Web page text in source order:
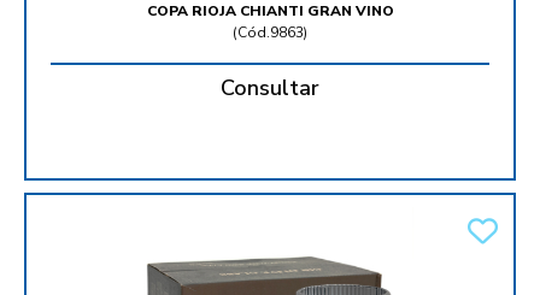
COPA RIOJA CHIANTI GRAN VINO
(Cód.9863)
Consultar